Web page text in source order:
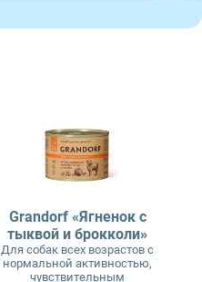
Grandorf «Ягненок с
тыквой и брокколи»
Для собак всех возрастов с
нормальной активностью,
чувствительным